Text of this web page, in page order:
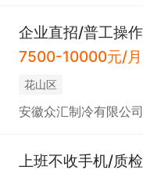
企业直招/普工操
7500-10000元/月
花山区
安徽众汇制冷有限公
上班不收手机/质